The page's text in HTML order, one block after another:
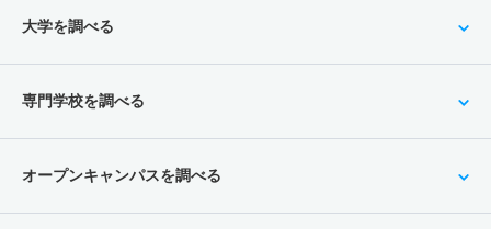
大学を調べる
専門学校を調べる
オープンキャンパスを調べる